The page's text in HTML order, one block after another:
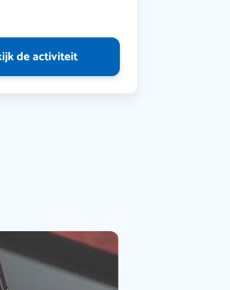
de activiteit